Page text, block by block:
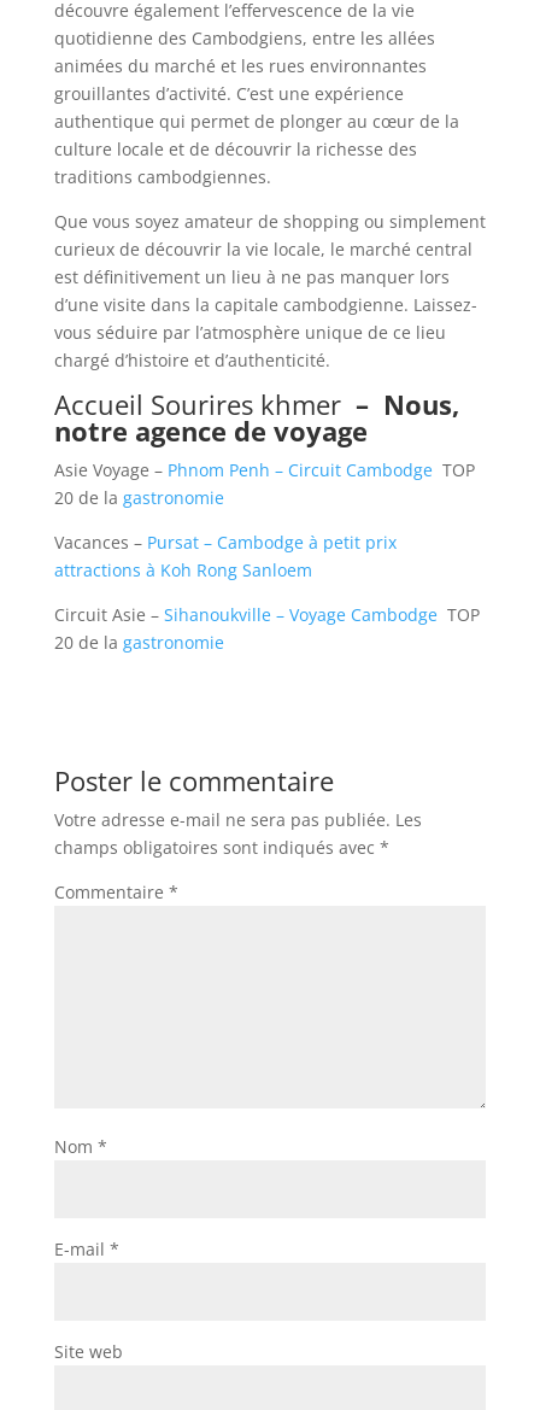
découvre également l’effervescence de la vie
quotidienne des Cambodgiens, entre les allées
animées du marché et les rues environnantes
grouillantes d’activité. C’est une expérience
authentique qui permet de plonger au cœur de la
culture locale et de découvrir la richesse des
traditions cambodgiennes.
Que vous soyez amateur de shopping ou simplement
curieux de découvrir la vie locale, le marché central
est définitivement un lieu à ne pas manquer lors
d’une visite dans la capitale cambodgienne. Laissez-
vous séduire par l’atmosphère unique de ce lieu
chargé d’histoire et d’authenticité.
Accueil Sourires khmer – Nous,
notre agence de voyage
Asie Voyage – Phnom Penh – Circuit Cambodge TOP
20 de la gastronomie
Vacances – Pursat – Cambodge à petit prix
attractions à Koh Rong Sanloem
Circuit Asie – Sihanoukville – Voyage Cambodge TOP
20 de la gastronomie
Poster le commentaire
Votre adresse e-mail ne sera pas publiée. Les
champs obligatoires sont indiqués avec *
Commentaire *
Nom *
E-mail *
Site web